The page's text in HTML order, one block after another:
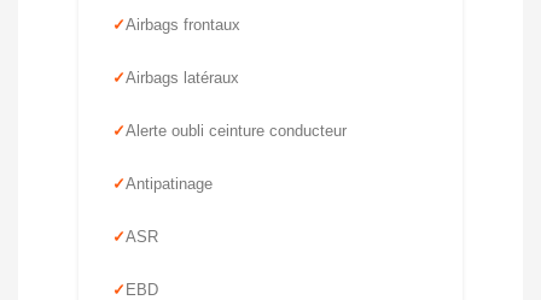
Airbags frontaux
Airbags latéraux
Alerte oubli ceinture conducteur
Antipatinage
ASR
EBD